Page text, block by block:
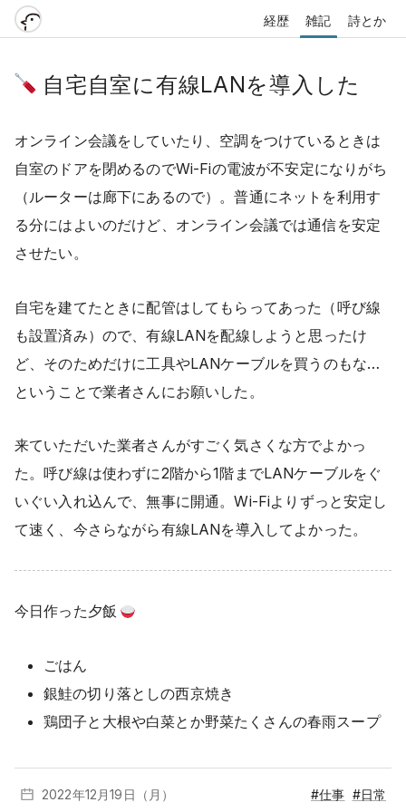
経歴 雑記 詩とか
自宅自室に有線LANを導入した
オンライン会議をしていたり、空調をつけているときは
自室のドアを閉めるのでWi-Fiの電波が不安定になりがち
（ルーターは廊下にあるので）。普通にネットを利用す
る分にはよいのだけど、オンライン会議では通信を安定
させたい。
自宅を建てたときに配管はしてもらってあった（呼び線
も設置済み）ので、有線LANを配線しようと思ったけ
ど、そのためだけに工具やLANケーブルを買うのもな…
ということで業者さんにお願いした。
来ていただいた業者さんがすごく気さくな方でよかっ
た。呼び線は使わずに2階から1階までLANケーブルをぐ
いぐい入れ込んで、無事に開通。Wi-Fiよりずっと安定し
て速く、今さらながら有線LANを導入してよかった。
今日作った夕飯
ごはん
銀鮭の切り落としの西京焼き
鶏団子と大根や白菜とか野菜たくさんの春雨スープ
2022年12月19日（月） #仕事 #日常